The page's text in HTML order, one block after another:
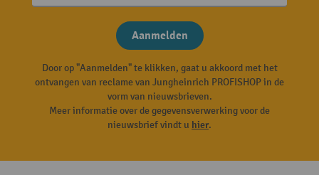
Aanmelden
Door op "Aanmelden" te klikken, gaat u akkoord met het
ontvangen van reclame van Jungheinrich PROFISHOP in de
vorm van nieuwsbrieven.
Meer informatie over de gegevensverwerking voor de
nieuwsbrief vindt u hier.